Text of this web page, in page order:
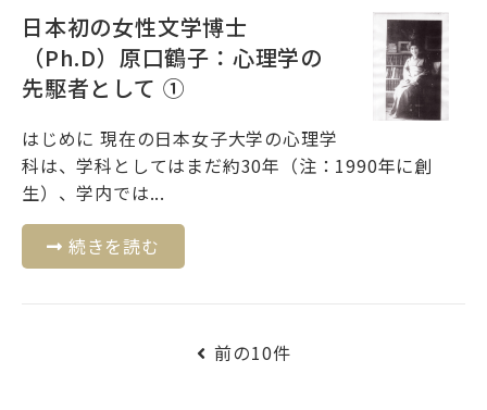
日本初の女性文学博士
（Ph.D）原口鶴子：心理学の
先駆者として ①
はじめに 現在の日本女子大学の心理学
科は、学科としてはまだ約30年（注：1990年に創
生）、学内では...
続きを読む
前の10件